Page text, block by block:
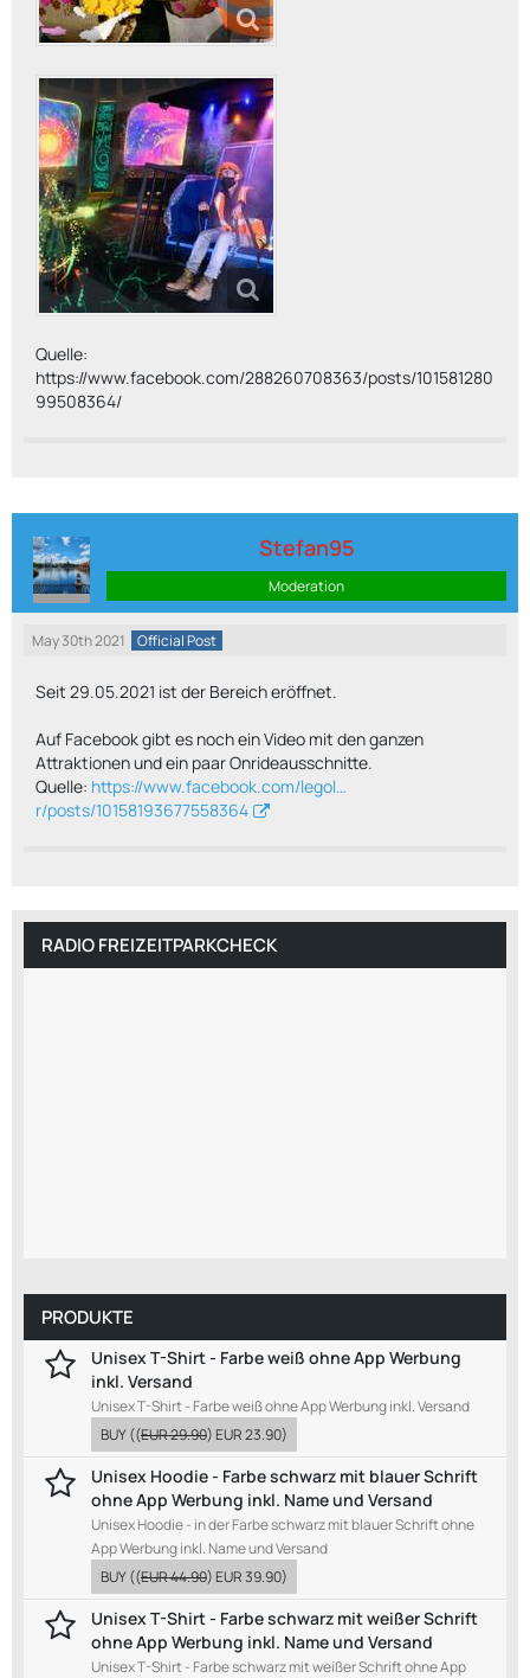
Quelle:
https://www.facebook.com/288260708363/posts/101581280
99508364/
Stefan95
Moderation
May 30th 2021 Official Post
Seit 29.05.2021 ist der Bereich eröffnet.
Auf Facebook gibt es noch ein Video mit den ganzen
Attraktionen und ein paar Onrideausschnitte.
Quelle: https://www.facebook.com/legol…
r/posts/10158193677558364
RADIO FREIZEITPARKCHECK
PRODUKTE
Unisex T-Shirt - Farbe weiß ohne App Werbung
inkl. Versand
Unisex T-Shirt - Farbe weiß ohne App Werbung inkl. Versand
BUY((EUR 29.90)EUR 23.90)
Unisex Hoodie - Farbe schwarz mit blauer Schrift
ohne App Werbung inkl. Name und Versand
Unisex Hoodie - in der Farbe schwarz mit blauer Schrift ohne
App Werbung inkl. Name und Versand
BUY((EUR 44.90)EUR 39.90)
Unisex T-Shirt - Farbe schwarz mit weißer Schrift
ohne App Werbung inkl. Name und Versand
Unisex T-Shirt - Farbe schwarz mit weißer Schrift ohne App